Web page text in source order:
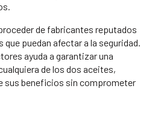
de fabricantes reputados
puedan afectar a la seguridad.
ayuda a garantizar una
de los dos aceites,
sus beneficios sin comprometer